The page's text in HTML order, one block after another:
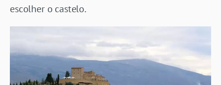
escolher o castelo.